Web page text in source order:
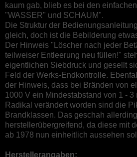
kaum gab, blieb es bei den
"WASSER" und SCHAUM".
Die Struktur der
gleich, doch ist die Bebilderung
Der Hinweis "Löscher nach jeder
teilweiser Entleerung neu füllen!"
eigentlichen Siebdruck und gesellt
Feld der Werks-Endkontrolle.
der Hinweis, dass bei Bränden von
1000 V ein Mindestabstand von 1 - 3
Radikal verändert worden sind die
Brandklassen. Das geschah
herstellerübergreifend, da diese mit
ab 1978 nun einheitlich aussehen
Herstellerangaben: